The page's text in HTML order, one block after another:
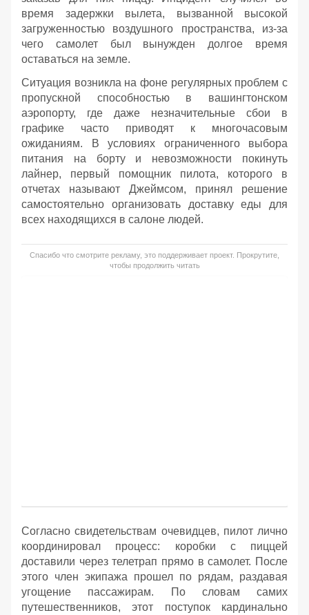
время задержки вылета, вызванной высокой
загруженностью воздушного пространства, из-за
чего самолет был вынужден долгое время
оставаться на земле.
Ситуация возникла на фоне регулярных проблем с
пропускной способностью в вашингтонском
аэропорту, где даже незначительные сбои в
графике часто приводят к многочасовым
ожиданиям. В условиях ограниченного выбора
питания на борту и невозможности покинуть
лайнер, первый помощник пилота, которого в
отчетах называют Джеймсом, принял решение
самостоятельно организовать доставку еды для
всех находящихся в салоне людей.
Спасибо что смотрите рекламу, это поддерживает проект. Прокрутите,
чтобы продолжить читать
Согласно свидетельствам очевидцев, пилот лично
координировал процесс: коробки с пиццей
доставили через телетрап прямо в самолет. После
этого член экипажа прошел по рядам, раздавая
угощение пассажирам. По словам самих
путешественников, этот поступок кардинально